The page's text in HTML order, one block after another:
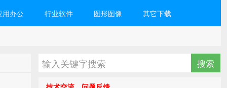
用办公 行业软件 图形图像 其它下载